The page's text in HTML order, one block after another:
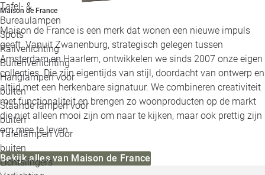
Tafel- &
Bureaulampen
Spots
Railverlichting
Buitenverlichting
Hanglampen voor
buiten
Staande lampen voor
buiten
Tafellampen voor
buiten
Lichtslingers
Maison de France
Maison de France is een merk dat wonen een nieuwe impuls
geeft. Vanuit Zwanenburg, strategisch gelegen tussen
Amsterdam en Haarlem, ontwikkelen we sinds 2007 onze eigen
collecties. Die zijn eigentijds van stijl, doordacht van ontwerp en
altijd met een herkenbare signatuur. We combineren creativiteit
met functionaliteit en brengen zo woonproducten op de markt
die niet alleen mooi zijn om naar te kijken, maar ook prettig zijn
om mee te leven.
Bekijk alles van Maison de France